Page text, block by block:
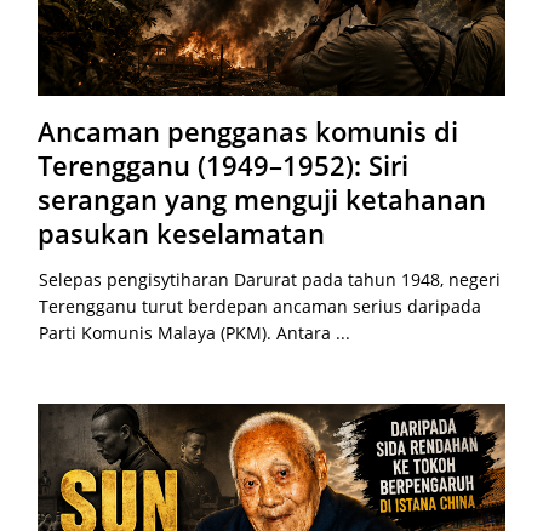
Ancaman pengganas komunis di
Terengganu (1949–1952): Siri
serangan yang menguji ketahanan
pasukan keselamatan
Selepas pengisytiharan Darurat pada tahun 1948, negeri
Terengganu turut berdepan ancaman serius daripada
Parti Komunis Malaya (PKM). Antara ...